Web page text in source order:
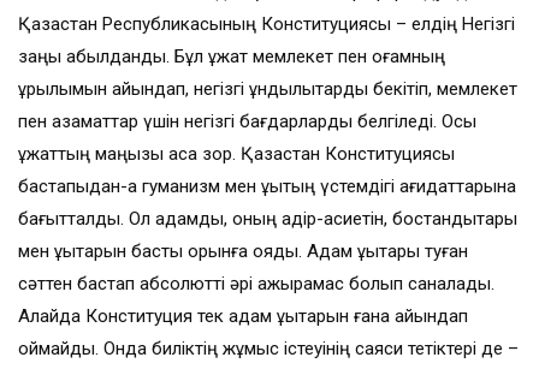
Қазақстан Республикасының Конституциясы – елдің Негізгі
заңы қабылданды. Бұл құжат мемлекет пен қоғамның
құрылымын айқындап, негізгі құндылықтарды бекітіп, мемлекет
пен азаматтар үшін негізгі бағдарларды белгіледі. Осы
құжаттың маңызы аса зор. Қазақстан Конституциясы
бастапқыдан-ақ гуманизм мен құқықтың үстемдігі қағидаттарына
бағытталды. Ол адамды, оның қадір-қасиетін, бостандықтары
мен құқықтарын басты орынға қояды. Адам құқықтары туған
сәттен бастап абсолютті әрі ажырамас болып саналады.
Алайда Конституция тек адам құқықтарын ғана айқындап
қоймайды. Онда биліктің жұмыс істеуінің саяси тетіктері де –